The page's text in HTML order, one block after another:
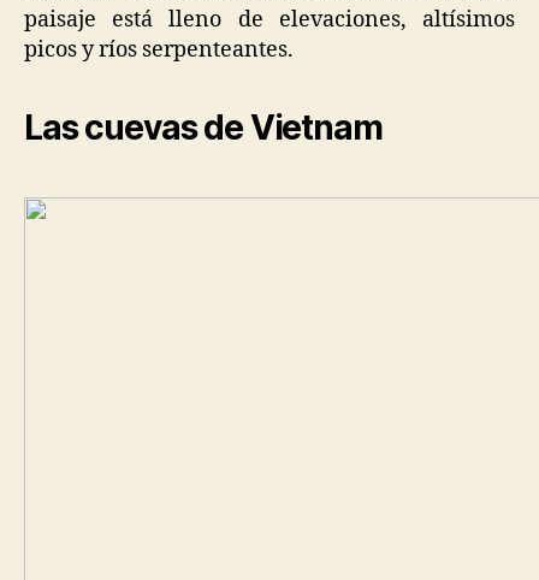
paisaje está lleno de elevaciones, altísimos
picos y ríos serpenteantes.
Las cuevas de Vietnam